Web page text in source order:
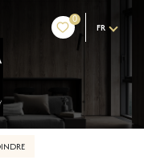
0
FR